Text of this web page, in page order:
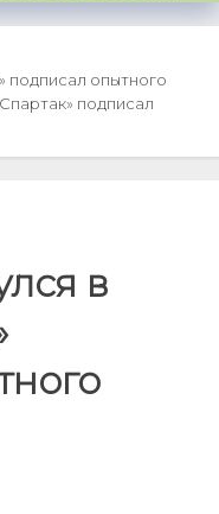
подписал опытного
подписал
в